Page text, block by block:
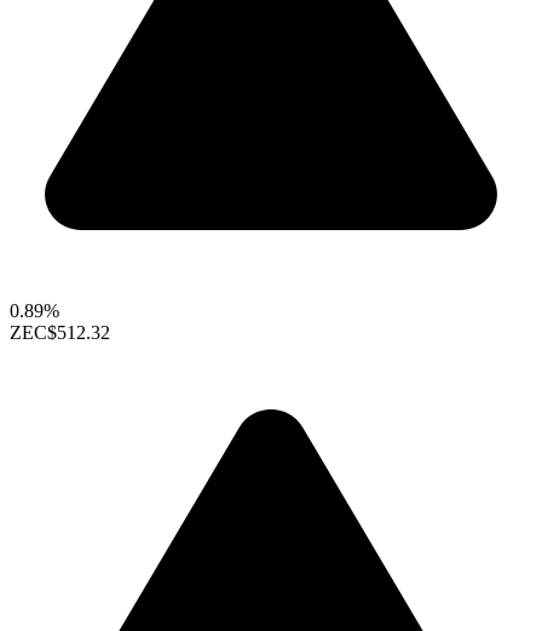
0.89%
ZEC$512.32